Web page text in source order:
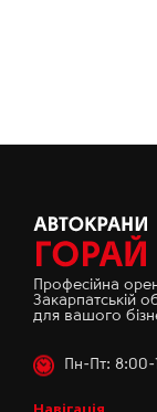
Професійна
Закарпатській
для вашого
Пн-Пт: 8:00-